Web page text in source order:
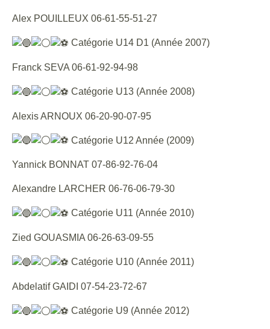
Alex POUILLEUX 06-61-55-51-27
Catégorie U14 D1 (Année 2007)
Franck SEVA 06-61-92-94-98
Catégorie U13 (Année 2008)
Alexis ARNOUX 06-20-90-07-95
Catégorie U12 Année (2009)
Yannick BONNAT 07-86-92-76-04
Alexandre LARCHER 06-76-06-79-30
Catégorie U11 (Année 2010)
Zied GOUASMIA 06-26-63-09-55
Catégorie U10 (Année 2011)
Abdelatif GAIDI 07-54-23-72-67
Catégorie U9 (Année 2012)